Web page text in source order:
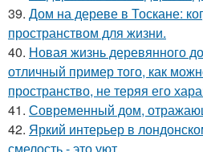
39. Дом на дереве в Тоскане:
пространством для жизни.
40. Новая жизнь деревянного
отличный пример того, как
пространство, не теряя его
41. Современный дом,
42. Яркий интерьер в
смелость - это уют.